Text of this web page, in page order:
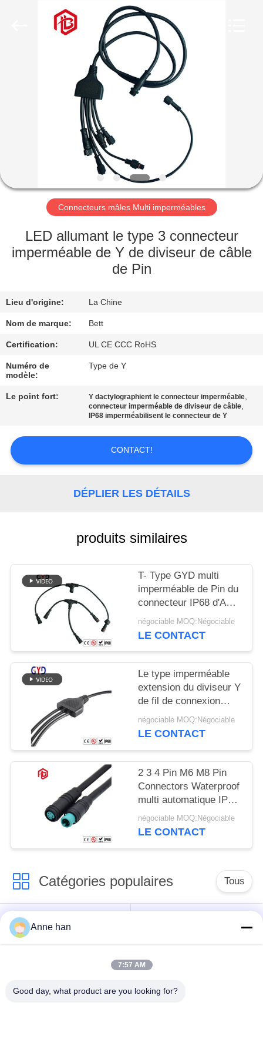
PRODUITS
DE
NOUS
VISITE
D'USINE
DE
QUALITÉ
PLAN
DU
SITE
PRIVACY
POLICY
Connecteurs mâles Multi imperméables
LED allumant le type 3 connecteur
imperméable de Y de diviseur de câble
de Pin
Lieu d'origine: La Chine
Nom de marque: Bett
Certification: UL CE CCC RoHS
Numéro de
modèle:
Type de Y
Le point fort: Y dactylographient le connecteur imperméable,
connecteur imperméable de diviseur de câble,
IP68 imperméabilisent le connecteur de Y
CONTACT!
DÉPLIER LES DÉTAILS
produits similaires
T- Type GYD multi
imperméable de Pin du
connecteur IP68 d'ACr
d'Assemblée
d'ajustement de vis
négociable MOQ:Négociable
LE CONTACT
Le type imperméable
extension du diviseur Y
de fil de connexion
câblent 2 Pin Wire
Connectors
négociable MOQ:Négociable
LE CONTACT
2 3 4 Pin M6 M8 Pin
Connectors Waterproof
multi automatique IP66
IP65
négociable MOQ:Négociable
LE CONTACT
Catégories populaires Tous
Connecteur circulaire
imperméable
basse tension
imperméable de
Support de la lampe
Anne han
7:57 AM
Good day, what product are you looking for?